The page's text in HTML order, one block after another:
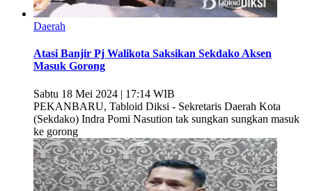
Daerah
Atasi Banjir Pj Walikota Saksikan Sekdako Aksen
Masuk Gorong
Sabtu 18 Mei 2024 | 17:14 WIB
PEKANBARU, Tabloid Diksi - Sekretaris Daerah Kota
(Sekdako) Indra Pomi Nasution tak sungkan sungkan masuk
ke gorong